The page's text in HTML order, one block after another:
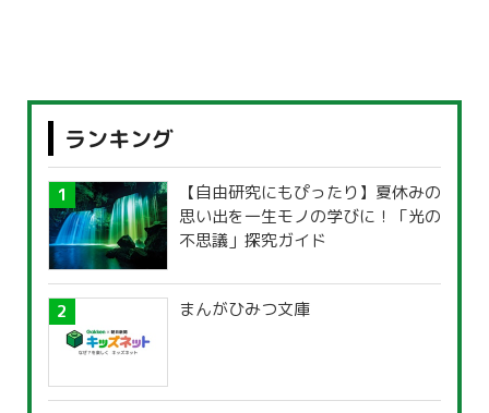
ランキング
【自由研究にもぴったり】夏休みの
思い出を一生モノの学びに！「光の
不思議」探究ガイド
まんがひみつ文庫